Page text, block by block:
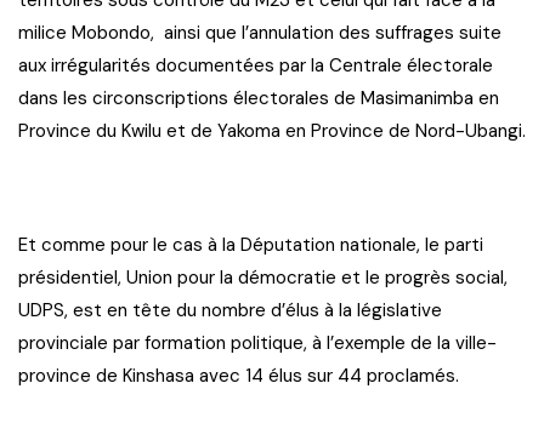
milice Mobondo, ainsi que l’annulation des suffrages suite
aux irrégularités documentées par la Centrale électorale
dans les circonscriptions électorales de Masimanimba en
Province du Kwilu et de Yakoma en Province de Nord-Ubangi.
Et comme pour le cas à la Députation nationale, le parti
présidentiel, Union pour la démocratie et le progrès social,
UDPS, est en tête du nombre d’élus à la législative
provinciale par formation politique, à l’exemple de la ville-
province de Kinshasa avec 14 élus sur 44 proclamés.